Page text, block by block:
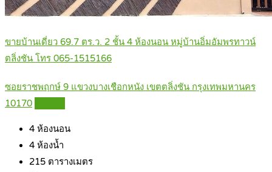
ขายบ้านเดี่ยว 69.7 ตร.ว. 2 ชั้น 4 ห้องนอน หมู่บ้านอิ่มอัมพรทาวน์
ตลิ่งชัน โทร 065-1515166
ซอยราชพฤกษ์ 9 แขวงบางเชือกหนัง เขตตลิ่งชัน กรุงเทพมหานคร
10170
4 ห้องนอน
4 ห้องน้ำ
215 ตารางเมตร